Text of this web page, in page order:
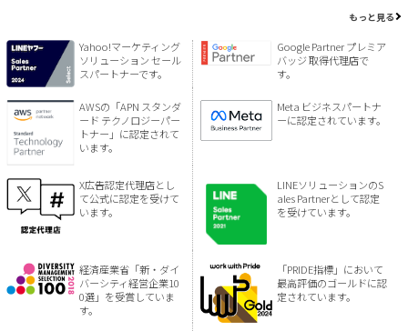
もっと見る
Yahoo!マーケティング
ソリューション セール
スパートナーです。
Google Partner プレミア
バッジ 取得代理店で
す。
AWSの「APN スタンダ
ード テクノロジーパー
トナー」に認定されて
います。
Meta ビジネスパートナ
ーに認定されています。
X広告認定代理店とし
て公式に認定を受けて
います。
LINEソリューションのS
ales Partnerとして認定
を受けています。
経済産業省「新・ダイ
バーシティ経営企業10
0選」を受賞していま
す。
「PRIDE指標」において
最高評価のゴールドに認
定されています。